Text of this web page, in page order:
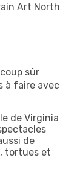
Art North
sûr
à faire avec
de Virginia
de
tortues et